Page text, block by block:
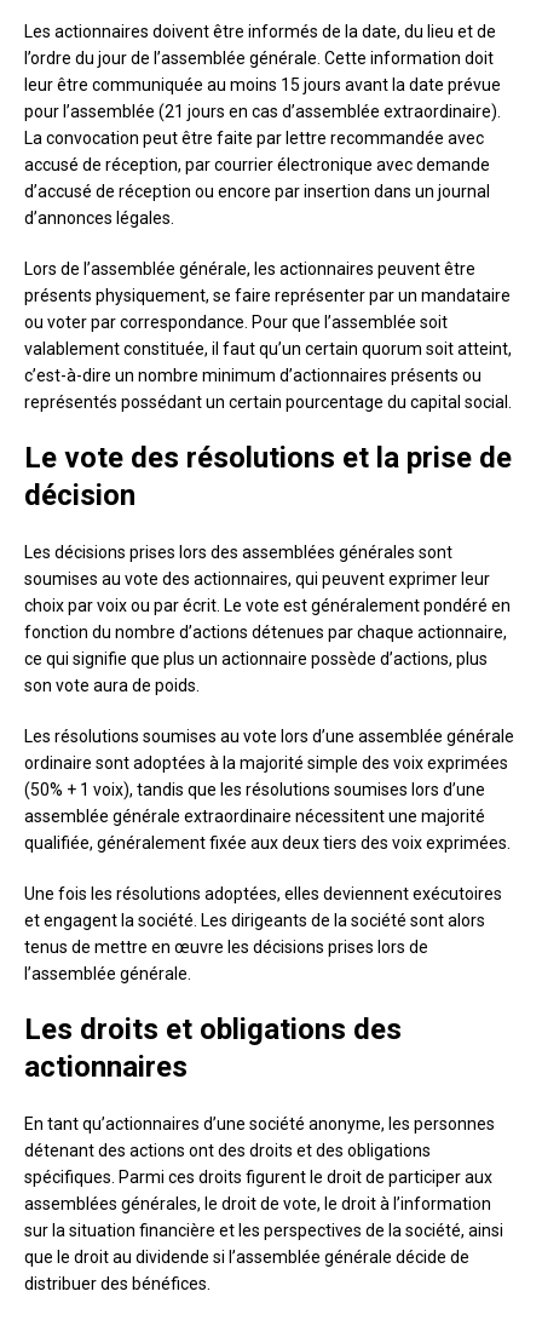
Les actionnaires doivent être informés de la date, du lieu et de
l’ordre du jour de l’assemblée générale. Cette information doit
leur être communiquée au moins 15 jours avant la date prévue
pour l’assemblée (21 jours en cas d’assemblée extraordinaire).
La convocation peut être faite par lettre recommandée avec
accusé de réception, par courrier électronique avec demande
d’accusé de réception ou encore par insertion dans un journal
d’annonces légales.
Lors de l’assemblée générale, les actionnaires peuvent être
présents physiquement, se faire représenter par un mandataire
ou voter par correspondance. Pour que l’assemblée soit
valablement constituée, il faut qu’un certain quorum soit atteint,
c’est-à-dire un nombre minimum d’actionnaires présents ou
représentés possédant un certain pourcentage du capital social.
Le vote des résolutions et la prise de
décision
Les décisions prises lors des assemblées générales sont
soumises au vote des actionnaires, qui peuvent exprimer leur
choix par voix ou par écrit. Le vote est généralement pondéré en
fonction du nombre d’actions détenues par chaque actionnaire,
ce qui signifie que plus un actionnaire possède d’actions, plus
son vote aura de poids.
Les résolutions soumises au vote lors d’une assemblée générale
ordinaire sont adoptées à la majorité simple des voix exprimées
(50% + 1 voix), tandis que les résolutions soumises lors d’une
assemblée générale extraordinaire nécessitent une majorité
qualifiée, généralement fixée aux deux tiers des voix exprimées.
Une fois les résolutions adoptées, elles deviennent exécutoires
et engagent la société. Les dirigeants de la société sont alors
tenus de mettre en œuvre les décisions prises lors de
l’assemblée générale.
Les droits et obligations des
actionnaires
En tant qu’actionnaires d’une société anonyme, les personnes
détenant des actions ont des droits et des obligations
spécifiques. Parmi ces droits figurent le droit de participer aux
assemblées générales, le droit de vote, le droit à l’information
sur la situation financière et les perspectives de la société, ainsi
que le droit au dividende si l’assemblée générale décide de
distribuer des bénéfices.